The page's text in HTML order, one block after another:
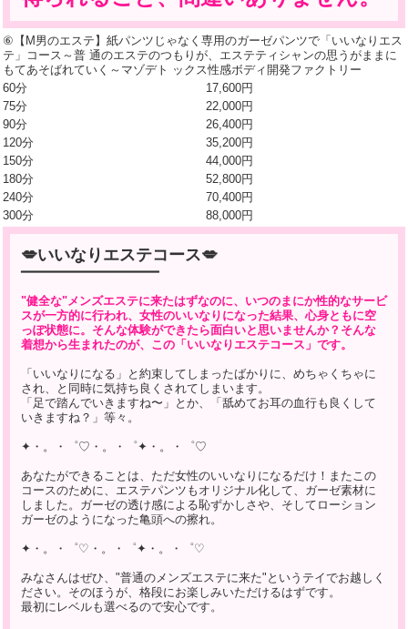
⑥【М男のエステ】紙パンツじゃなく専用のガーゼパンツで「いいなりエス
テ」コース～普 通のエステのつもりが、エステティシャンの思うがままに
もてあそばれていく～マゾデト ックス性感ボディ開発ファクトリー
60分
17,600円
75分
22,000円
90分
26,400円
120分
35,200円
150分
44,000円
180分
52,800円
240分
70,400円
300分
88,000円
💋いいなりエステコース💋
━━━━━━━━━━━━━━━━━━━
"健全な"メンズエステに来たはずなのに、いつのまにか性的なサービ
スが一方的に行われ、女性のいいなりになった結果、心身ともに空
っぽ状態に。そんな体験ができたら面白いと思いませんか？そんな
着想から生まれたのが、この「いいなりエステコース」です。
「いいなりになる」と約束してしまったばかりに、めちゃくちゃに
され、と同時に気持ち良くされてしまいます。
「足で踏んでいきますね〜」とか、「舐めてお耳の血行も良くして
いきますね？」等々。
✦・。・゜♡・。・゜✦・。・゜♡
あなたができることは、ただ女性のいいなりになるだけ！またこの
コースのために、エステパンツもオリジナル化して、ガーゼ素材に
しました。ガーゼの透け感による恥ずかしさや、そしてローション
ガーゼのようになった亀頭への擦れ。
✦・。・゜♡・。・゜✦・。・゜♡
みなさんはぜひ、"普通のメンズエステに来た"というテイでお越しく
ださい。そのほうが、格段にお楽しみいただけるはずです。
最初にレベルも選べるので安心です。